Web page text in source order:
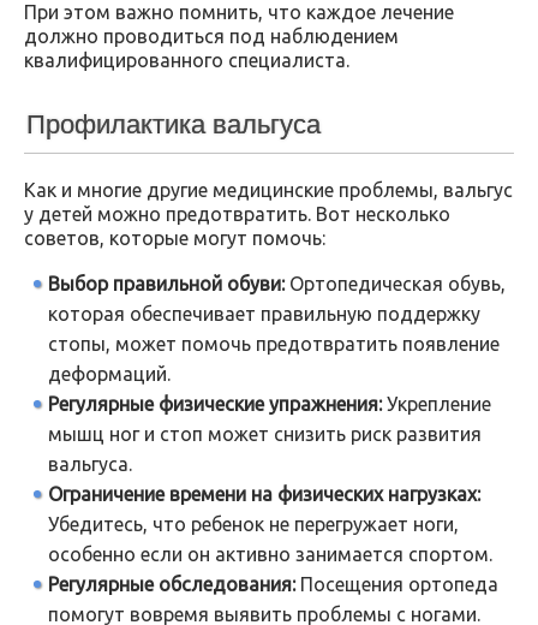
При этом важно помнить, что каждое лечение
должно проводиться под наблюдением
квалифицированного специалиста.
Профилактика вальгуса
Как и многие другие медицинские проблемы, вальгус
у детей можно предотвратить. Вот несколько
советов, которые могут помочь:
Выбор правильной обуви:Ортопедическая обувь,
которая обеспечивает правильную поддержку
стопы, может помочь предотвратить появление
деформаций.
Регулярные физические упражнения:Укрепление
мышц ног и стоп может снизить риск развития
вальгуса.
Ограничение времени на физических нагрузках:
Убедитесь, что ребенок не перегружает ноги,
особенно если он активно занимается спортом.
Регулярные обследования:Посещения ортопеда
помогут вовремя выявить проблемы с ногами.